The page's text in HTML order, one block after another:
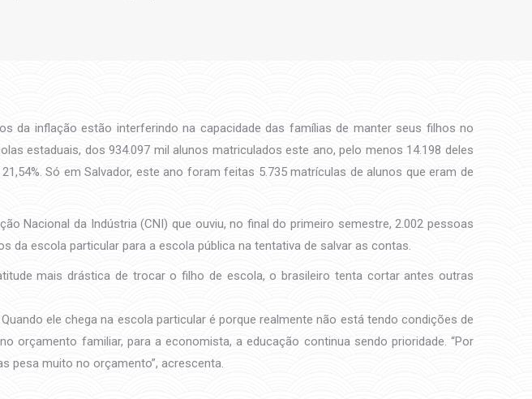
da inflação estão interferindo na capacidade das famílias de manter seus filhos no
estaduais, dos 934.097 mil alunos matriculados este ano, pelo menos 14.198 deles
Só em Salvador, este ano foram feitas 5.735 matrículas de alunos que eram de
Nacional da Indústria (CNI) que ouviu, no final do primeiro semestre, 2.002 pessoas
da escola particular para a escola pública na tentativa de salvar as contas.
mais drástica de trocar o filho de escola, o brasileiro tenta cortar antes outras
ele chega na escola particular é porque realmente não está tendo condições de
orçamento familiar, para a economista, a educação continua sendo prioridade. “Por
pesa muito no orçamento”, acrescenta.